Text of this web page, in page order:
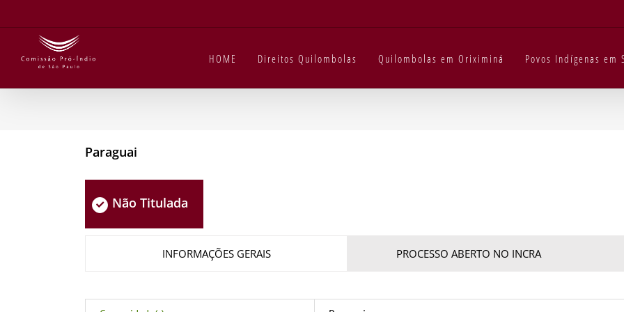
HOME Direitos Quilombolas Quilombolas em Oriximiná Povos Indígenas em
Paraguai
Não Titulada
INFORMAÇÕES GERAIS PROCESSO ABERTO NO INCRA